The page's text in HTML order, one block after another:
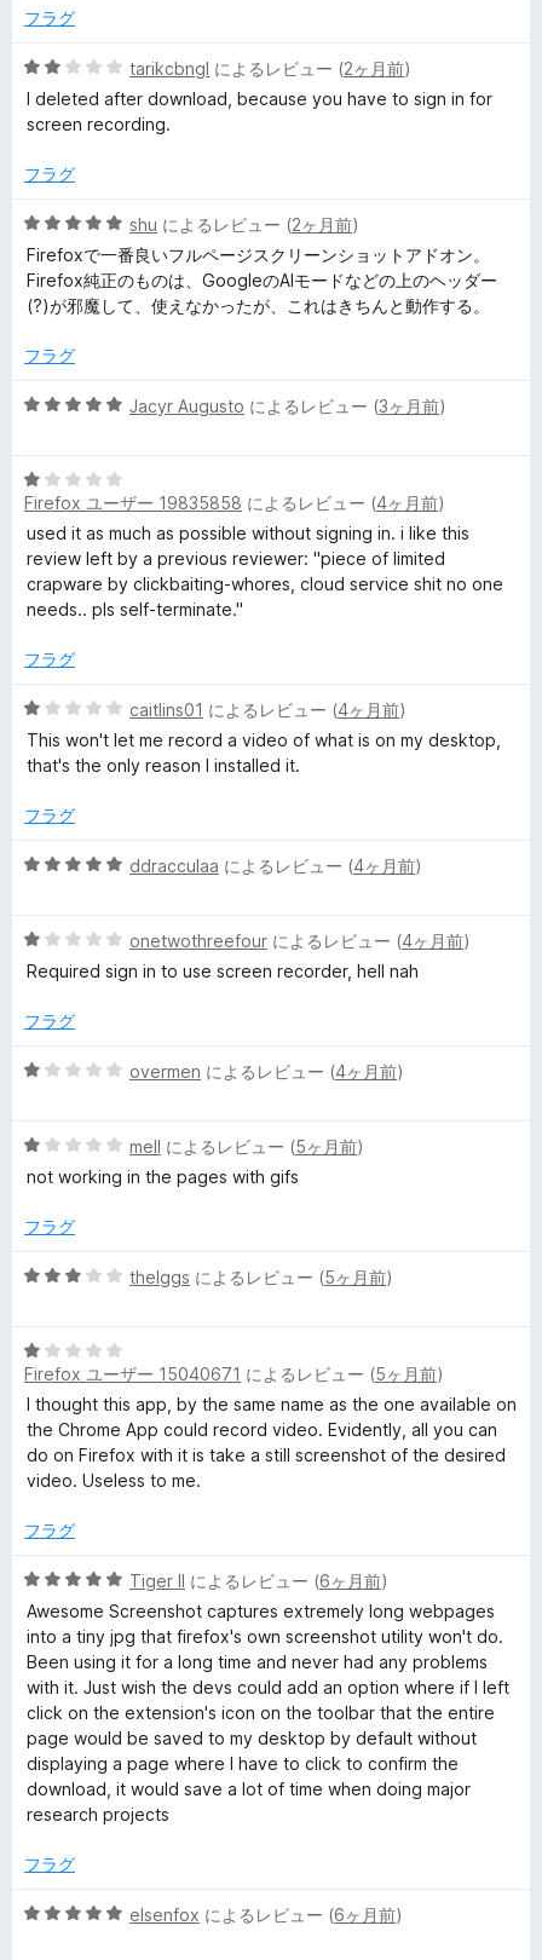
r
e
n
R
c
o
r
d
r
の
ビ
ュ
中
の
評
フラグ
5
段
階
2
評
価
tarikcbngl によるレビュー (2ヶ月前)
I deleted after download, because you have to sign in for
screen recording.
フラグ
5
段
階
中
の
価
shu によるレビュー (2ヶ月前)
Firefoxで一番良いフルページスクリーンショットアドオン。
Firefox純正のものは、GoogleのAIモードなどの上のヘッダー
(?)が邪魔して、使えなかったが、これはきちんと動作する。
フラグ
5
中
5
の
評
価
Jacyr Augusto によるレビュー (3ヶ月前)
5
段
階
中
1
の
価
Firefox ユーザー 19835858 によるレビュー (4ヶ月前)
used it as much as possible without signing in. i like this
review left by a previous reviewer: "piece of limited
crapware by clickbaiting-whores, cloud service shit no one
needs.. pls self-terminate."
フラグ
5
段
階
1
評
caitlins01 によるレビュー (4ヶ月前)
This won't let me record a video of what is on my desktop,
that's the only reason I installed it.
フラグ
5
中
5
評
ddracculaa によるレビュー (4ヶ月前)
5
段
中
の
onetwothreefour によるレビュー (4ヶ月前)
Required sign in to use screen recorder, hell nah
フラグ
5
中
1
評
overmen によるレビュー (4ヶ月前)
5
段
中
の
mell によるレビュー (5ヶ月前)
not working in the pages with gifs
フラグ
5
中
3
の
評
価
theIggs によるレビュー (5ヶ月前)
5
段
階
中
1
の
価
Firefox ユーザー 15040671 によるレビュー (5ヶ月前)
I thought this app, by the same name as the one available on
the Chrome App could record video. Evidently, all you can
do on Firefox with it is take a still screenshot of the desired
video. Useless to me.
フラグ
5
段
階
中
5
の
評
価
Tiger II によるレビュー (6ヶ月前)
Awesome Screenshot captures extremely long webpages
into a tiny jpg that firefox's own screenshot utility won't do.
Been using it for a long time and never had any problems
with it. Just wish the devs could add an option where if I left
click on the extension's icon on the toolbar that the entire
page would be saved to my desktop by default without
displaying a page where I have to click to confirm the
download, it would save a lot of time when doing major
research projects
フラグ
5
elsenfox によるレビュー (6ヶ月前)